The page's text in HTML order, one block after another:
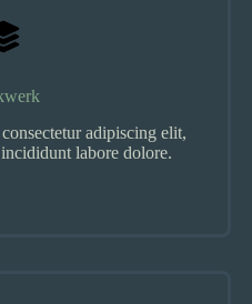
adipiscing elit,
labore dolore.